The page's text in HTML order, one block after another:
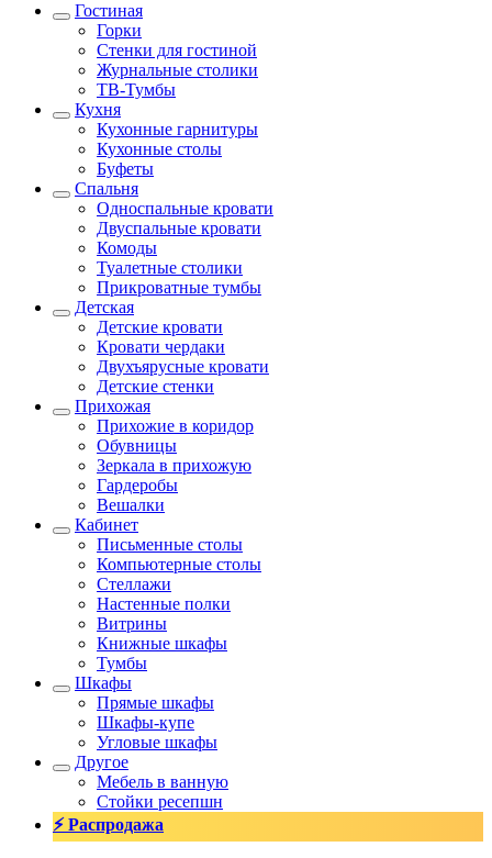
Гостиная
Горки
Стенки для гостиной
Журнальные столики
TВ-Тумбы
Кухня
Кухонные гарнитуры
Кухонные столы
Буфеты
Спальня
Односпальные кровати
Двуспальные кровати
Комоды
Туалетные столики
Прикроватные тумбы
Детская
Детские кровати
Кровати чердаки
Двухъярусные кровати
Детские стенки
Прихожая
Прихожие в коридор
Обувницы
Зеркала в прихожую
Гардеробы
Вешалки
Кабинет
Письменные столы
Компьютерные столы
Стеллажи
Настенные полки
Витрины
Книжные шкафы
Тумбы
Шкафы
Прямые шкафы
Шкафы-купе
Угловые шкафы
Другое
Мебель в ванную
Стойки ресепшн
⚡ Распродажа